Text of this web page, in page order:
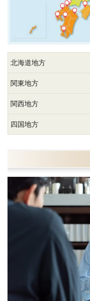
北海道地方
関東地方
関西地方
四国地方